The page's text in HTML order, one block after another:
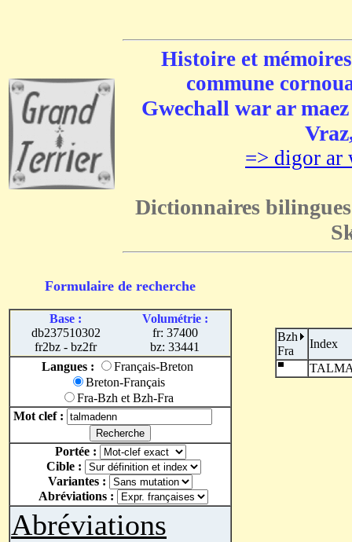
Histoire et
commune
Gwechall war ar
=> digor ar
Dictionnaires
Formulaire de recherche
Base :
db237510302
fr2bz - bz2fr
Volumétrie :
fr: 37400
bz: 33441
Langues :
Français-Breton
Breton-Français
Fra-Bzh et Bzh-Fra
Mot clef :
Portée :
Cible :
Variantes :
Abréviations :
Abréviations
Bzh
Fra
Index